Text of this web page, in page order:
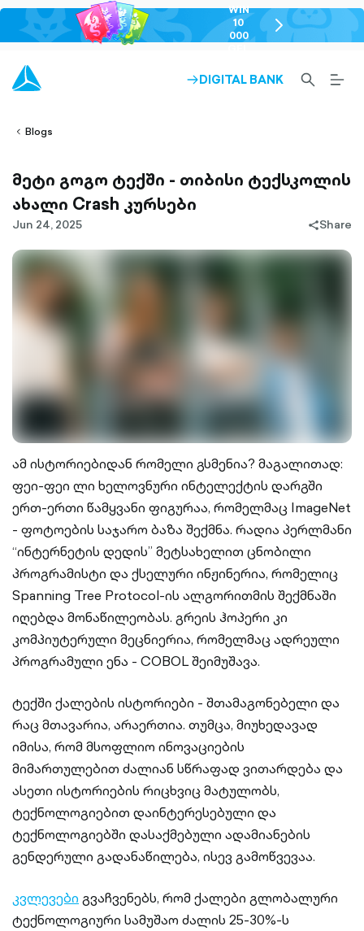
WIN
10
000
chevron-
right-
ARROW-
DIGITAL BANK
SEARCH-
OUTLINED
Blogs
მეტი გოგო ტექში - თიბისი ტექსკოლის
ახალი Crash კურსები
Jun 24, 2025
share-
Share
ამ ისტორიებიდან რომელი გსმენია? მაგალითად:
ფეი-ფეი ლი ხელოვნური ინტელექტის დარგში
ერთ-ერთი წამყვანი ფიგურაა, რომელმაც ImageNet
- ფოტოების საჯარო ბაზა შექმნა. რადია პერლმანი
“ინტერნეტის დედის” მეტსახელით ცნობილი
პროგრამისტი და ქსელური ინჟინერია, რომელიც
Spanning Tree Protocol-ის ალგორითმის შექმნაში
იღებდა მონაწილეობას. გრეის ჰოპერი კი
კომპიუტერული მეცნიერია, რომელმაც ადრეული
პროგრამული ენა - COBOL შეიმუშავა.
ტექში ქალების ისტორიები - შთამაგონებელი და
რაც მთავარია, არაერთია. თუმცა, მიუხედავად
იმისა, რომ მსოფლიო ინოვაციების
მიმართულებით ძალიან სწრაფად ვითარდება და
ასეთი ისტორიების რიცხვიც მატულობს,
ტექნოლოგიებით დაინტერესებული და
ტექნოლოგიებში დასაქმებული ადამიანების
გენდერული გადანაწილება, ისევ გამოწვევაა.
კვლევები გვაჩვენებს, რომ ქალები გლობალური
ტექნოლოგიური სამუშაო ძალის 25-30%-ს